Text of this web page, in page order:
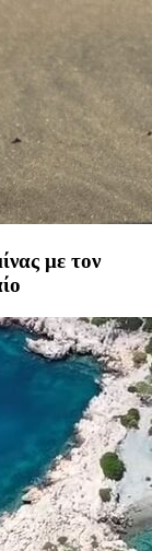
με τον